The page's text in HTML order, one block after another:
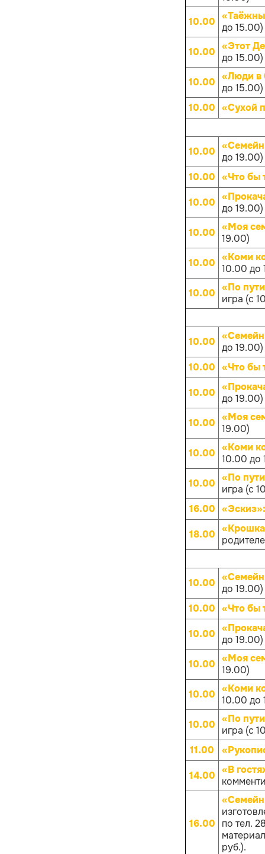
10.00 до 15.00)
10.00 «Этот
до 15.00)
10.00 «Люди в
до 15.00)
10.00 «Сухой
10.00 до 19.00)
10.00 «Что бы
10.00 до 19.00)
10.00 «Моя
19.00)
10.00 «Коми
10.00 до
10.00 «По
игра (с
10.00 до 19.00)
10.00 «Что бы
10.00 до 19.00)
10.00 «Моя
19.00)
10.00 «Коми
10.00 до
10.00 «По
игра (с
16.00
18.00
10.00 до 19.00)
10.00 «Что бы
10.00 до 19.00)
10.00 «Моя
19.00)
10.00 «Коми
10.00 до
10.00 «По
игра (с
11.00
14.00 «В
16.00
по тел.
руб.).